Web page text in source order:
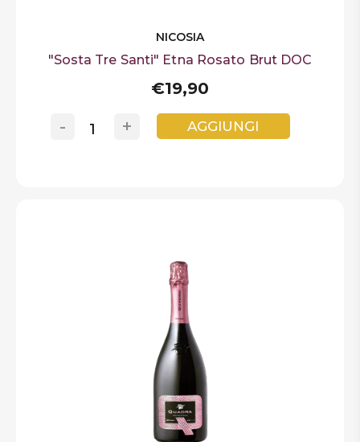
NICOSIA
"Sosta Tre Santi" Etna Rosato Brut DOC
€19,90
+
- AGGIUNGI